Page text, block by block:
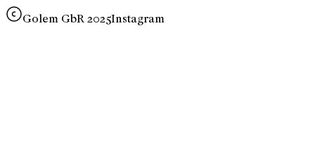
Golem GbR 2025Instagram